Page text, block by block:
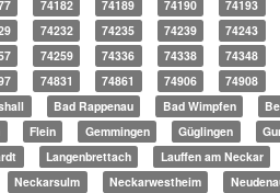
74182 74189 74190 74193
74232 74235 74239 74243
74259 74336 74338 74348
74831 74861 74906 74908
Bad Rappenau Bad Wimpfen
Flein Gemmingen Güglingen
Langenbrettach Lauffen am Neckar
Neckarsulm Neckarwestheim